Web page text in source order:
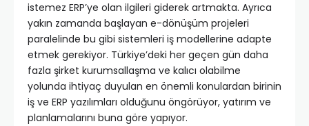
istemez ERP’ye olan ilgileri giderek artmakta. Ayrıca
yakın zamanda başlayan e-dönüşüm projeleri
paralelinde bu gibi sistemleri iş modellerine adapte
etmek gerekiyor. Türkiye’deki her geçen gün daha
fazla şirket kurumsallaşma ve kalıcı olabilme
yolunda ihtiyaç duyulan en önemli konulardan birinin
iş ve ERP yazılımları olduğunu öngörüyor, yatırım ve
planlamalarını buna göre yapıyor.